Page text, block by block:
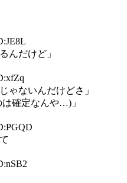
んだけど」
ゃないんだけどさ」
確定なんや…)」